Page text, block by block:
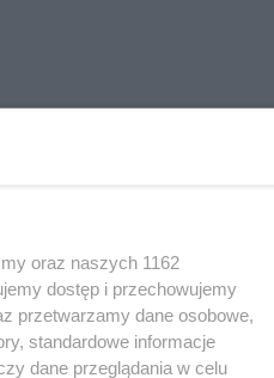
oraz naszych 1162
dostęp i przechowujemy
przetwarzamy dane osobowe,
standardowe informacje
dane przeglądania w celu